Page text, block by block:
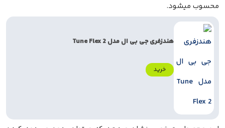
محسوب میشود.
هندزفری جی بی ال مدل Tune Flex 2
خرید